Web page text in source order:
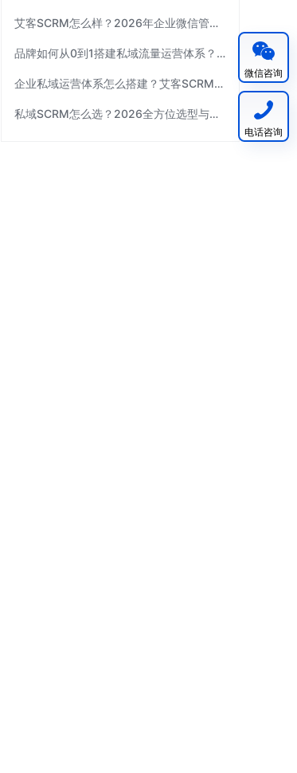
艾客SCRM怎么样？2026年企业微信管理工具选型指南
品牌如何从0到1搭建私域流量运营体系？| 艾客SCRM
企业私域运营体系怎么搭建？艾客SCRM拆解三个关键环节
私域SCRM怎么选？2026全方位选型与避坑指南｜艾客SCRM
微信咨询
电话咨询